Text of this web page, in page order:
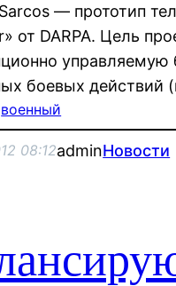
— прототип
от DARPA. Цель
боевых действий
военный
08:12adminНовости